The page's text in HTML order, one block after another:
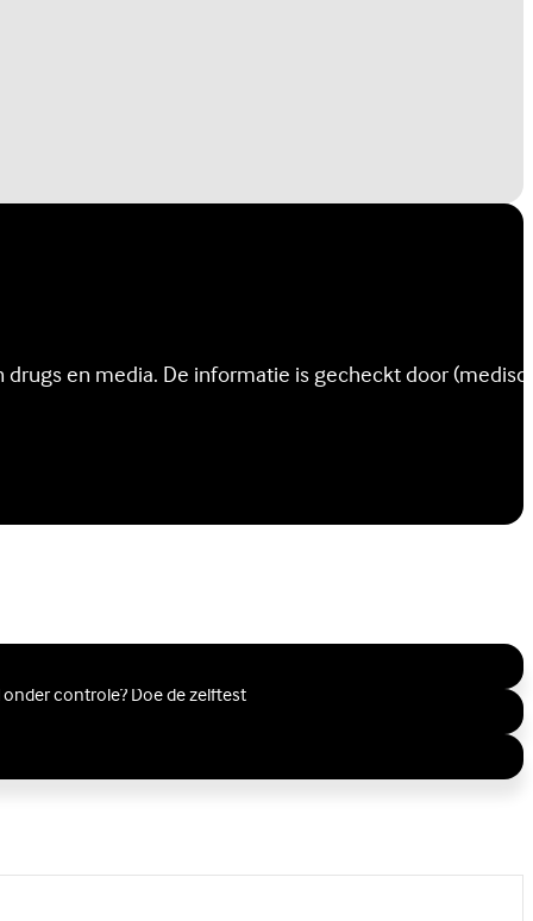
en media. De informatie is gecheckt door
controle? Doe de zelftest